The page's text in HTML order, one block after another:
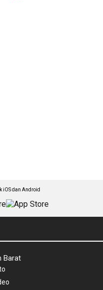
iOS dan Android
Barat